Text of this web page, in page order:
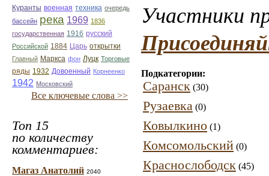
Куранты военная техника очередь
бассейн река 1969 1836
государственная 1916 русский
Российской 1884 Царь открытки
Главный Маркса фон Луцк Торговые
ряды 1932 Довоенный Корнеенко
1942 Московский
Все ключевые слова >>
Топ 15
по количеству
комментариев:
Магаз Анатолий 2040
Участники
Подкатегории:
Саранск (30)
Рузаевка (0)
Ковылкино (1)
Комсомольский (0)
Краснослободск (45)